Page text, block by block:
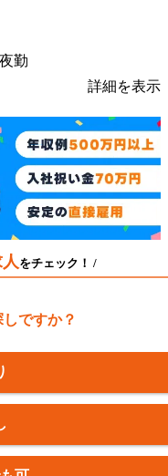
勤
詳細を表示
をチェック！ /
ですか？